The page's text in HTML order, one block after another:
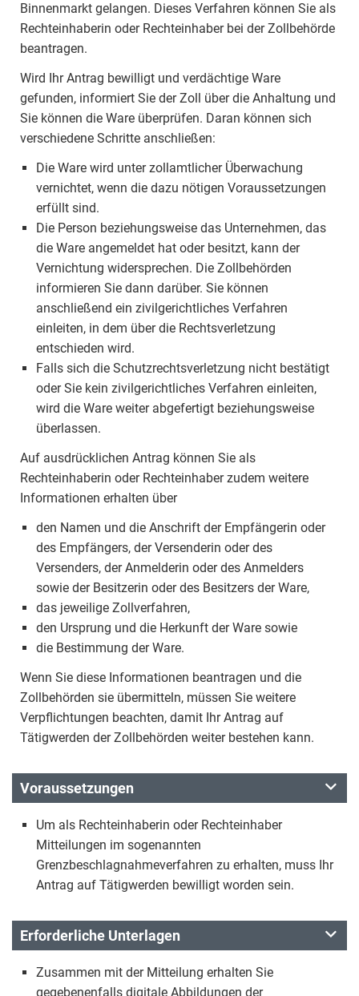
Binnenmarkt gelangen. Dieses Verfahren können Sie als
Rechteinhaberin oder Rechteinhaber bei der Zollbehörde
beantragen.
Wird Ihr Antrag bewilligt und verdächtige Ware
gefunden, informiert Sie der Zoll über die Anhaltung und
Sie können die Ware überprüfen. Daran können sich
verschiedene Schritte anschließen:
Die Ware wird unter zollamtlicher Überwachung
vernichtet, wenn die dazu nötigen Voraussetzungen
erfüllt sind.
Die Person beziehungsweise das Unternehmen, das
die Ware angemeldet hat oder besitzt, kann der
Vernichtung widersprechen. Die Zollbehörden
informieren Sie dann darüber. Sie können
anschließend ein zivilgerichtliches Verfahren
einleiten, in dem über die Rechtsverletzung
entschieden wird.
Falls sich die Schutzrechtsverletzung nicht bestätigt
oder Sie kein zivilgerichtliches Verfahren einleiten,
wird die Ware weiter abgefertigt beziehungsweise
überlassen.
Auf ausdrücklichen Antrag können Sie als
Rechteinhaberin oder Rechteinhaber zudem weitere
Informationen erhalten über
den Namen und die Anschrift der Empfängerin oder
des Empfängers, der Versenderin oder des
Versenders, der Anmelderin oder des Anmelders
sowie der Besitzerin oder des Besitzers der Ware,
das jeweilige Zollverfahren,
den Ursprung und die Herkunft der Ware sowie
die Bestimmung der Ware.
Wenn Sie diese Informationen beantragen und die
Zollbehörden sie übermitteln, müssen Sie weitere
Verpflichtungen beachten, damit Ihr Antrag auf
Tätigwerden der Zollbehörden weiter bestehen kann.
Voraussetzungen
Um als Rechteinhaberin oder Rechteinhaber
Mitteilungen im sogenannten
Grenzbeschlagnahmeverfahren zu erhalten, muss Ihr
Antrag auf Tätigwerden bewilligt worden sein.
Erforderliche Unterlagen
Zusammen mit der Mitteilung erhalten Sie
gegebenenfalls digitale Abbildungen der